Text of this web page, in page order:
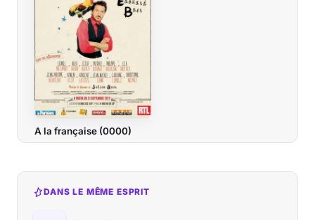
A la française (0000)
DANS LE MÊME ESPRIT